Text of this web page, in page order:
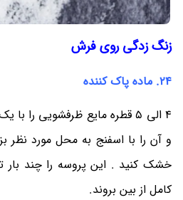
زنگ زدگی روی فرش
24. ماده پاک کننده
4 الی 5 قطره مایع ظرفشویی را
و آن را با اسفنج به محل مورد نظر
خشک کنید . این پروسه را چند بار
کامل از بین بروند.